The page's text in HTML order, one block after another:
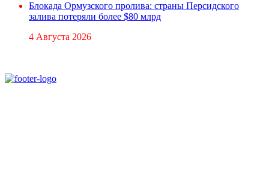
Блокада Ормузского пролива: страны Персидского
залива потеряли более $80 млрд
4 Августа 2026